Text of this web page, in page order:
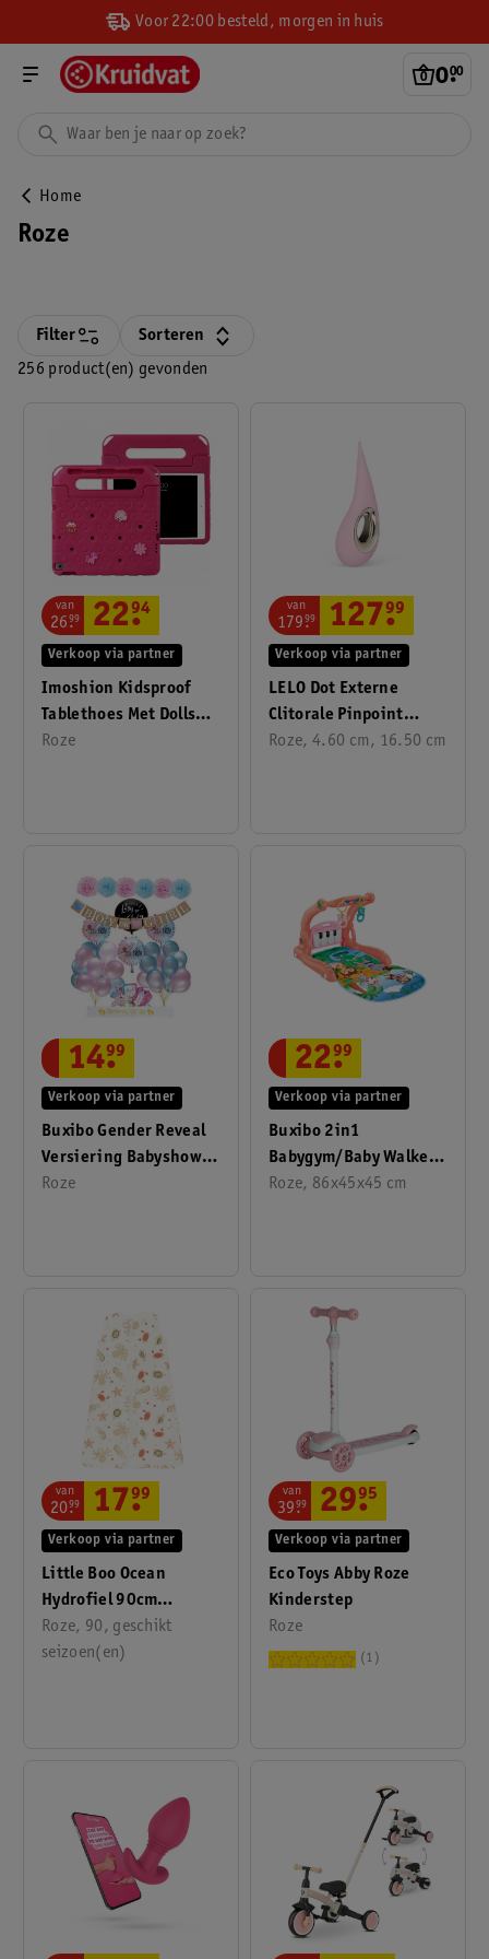
Voor 22:00 besteld, morgen in huis
0.
00
Home
Roze
256 product(en) gevonden
Filter Sorteren
Imoshion Kidsproof
Tablethoes Met Dolls
Voor IPad 9 (2021)
Roze
Verkoop via partner
van
26.
99 22.
94
LELO Dot Externe
Clitorale Pinpoint
Vibrator
Roze, 4.60 cm, 16.50 cm
Verkoop via partner
van
179.
99 127.
99
Buxibo Gender Reveal
Versiering Babyshower
Party Set Party
Roze
Verkoop via partner
14.
99
Buxibo 2in1
Babygym/Baby Walker
Piano Speelmat Voor
Roze, 86x45x45 cm
Verkoop via partner
22.
99
Little Boo Ocean
Hydrofiel 90cm
Slaapzak
Roze, 90, geschikt
seizoen(en)
Verkoop via partner
van
20.
99 17.
99
Eco Toys Abby Roze
Kinderstep
Roze
Verkoop via partner
van
39.
99 29.
95
1